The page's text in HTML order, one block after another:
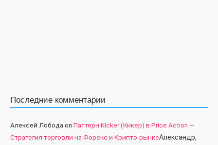
Последние комментарии
Алексей Лобода on Паттерн Kicker (Кикер) в Price Action —
Стратегия торговли на Форекс и Крипто-рынкеАлександр,